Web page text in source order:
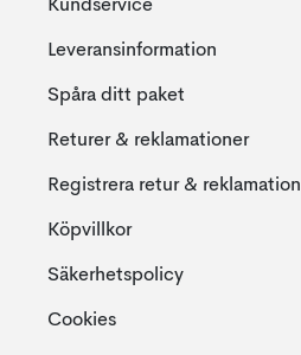
Kundservice
Leveransinformation
Spåra ditt paket
Returer & reklamationer
Registrera retur & reklamation
Köpvillkor
Säkerhetspolicy
Cookies